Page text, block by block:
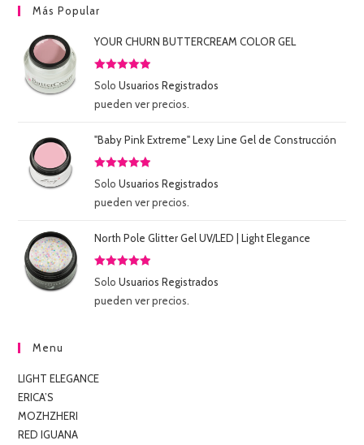
Más Popular
YOUR CHURN BUTTERCREAM COLOR GEL
Valorado
5
SoloUsuarios Registrados
pueden ver precios.
"Baby Pink Extreme" Lexy Line Gel de Construcción
Valorado
5
SoloUsuarios Registrados
pueden ver precios.
North Pole Glitter Gel UV/LED | Light Elegance
Valorado
5
SoloUsuarios Registrados
pueden ver precios.
Menu
LIGHT ELEGANCE
ERICA’S
MOZHZHERI
RED IGUANA